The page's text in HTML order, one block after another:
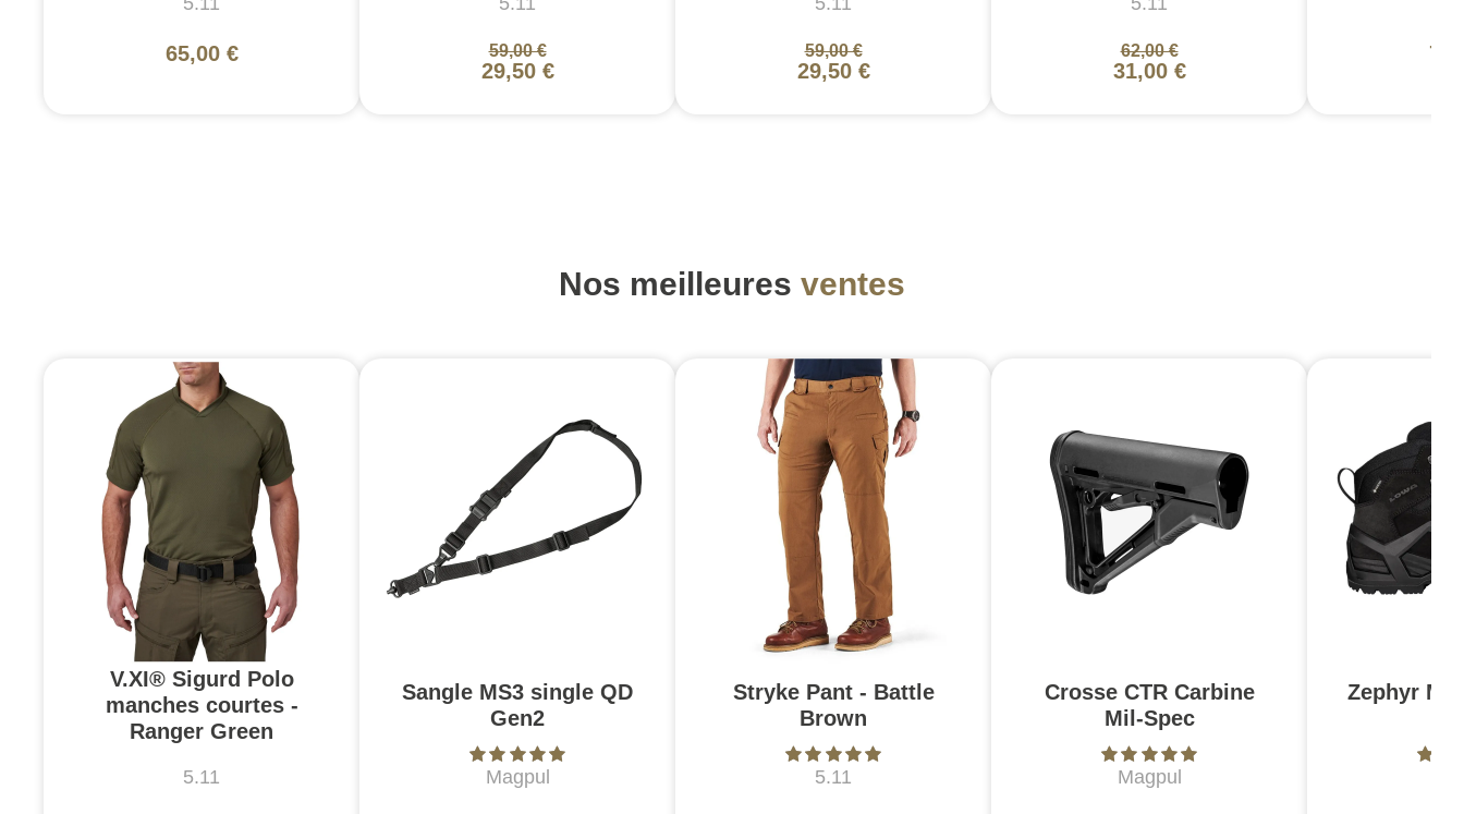
65,00 € 59,00 €
29,50 €
59,00 €
29,50 €
62,00 €
31,00 €
Nos meilleures ventes
V.XI® Sigurd Polo
manches courtes -
Ranger Green
5.11
Sangle MS3 single QD
Gen2
Magpul
Stryke Pant - Battle
Brown
5.11
Crosse CTR Carbine
Mil-Spec
Magpul
Zephyr